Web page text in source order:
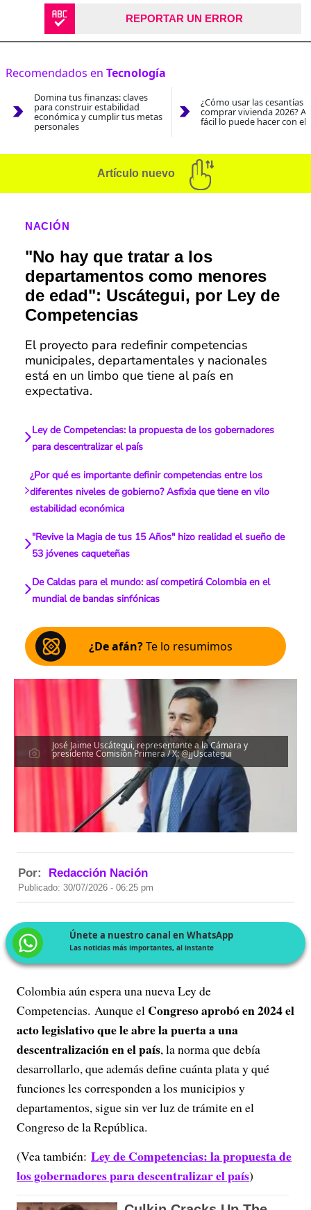
REPORTAR UN ERROR
Recomendados en Tecnología
Domina tus finanzas: claves
para construir estabilidad
económica y cumplir tus metas
personales
¿Cómo usar las cesantías
comprar vivienda 2026?
fácil lo puede hacer con el
Artículo nuevo
NACIÓN
"No hay que tratar a los
departamentos como menores
de edad": Uscátegui, por Ley de
Competencias
El proyecto para redefinir competencias
municipales, departamentales y nacionales
está en un limbo que tiene al país en
expectativa.
Ley de Competencias: la propuesta de los gobernadores
para descentralizar el país
¿Por qué es importante definir competencias entre los
diferentes niveles de gobierno? Asfixia que tiene en vilo
estabilidad económica
"Revive la Magia de tus 15 Años" hizo realidad el sueño de
53 jóvenes caqueteñas
De Caldas para el mundo: así competirá Colombia en el
mundial de bandas sinfónicas
¿De afán?Te lo resumimos
José Jaime Uscátegui, representante a la Cámara y
presidente Comisión Primera / X: @jjUscategui
Por: Redacción Nación
Publicado: 30/07/2026 - 06:25 pm
Únete a nuestro canal en WhatsApp
Las noticias más importantes, al instante
Colombia aún espera una nueva Ley de
Competencias. Aunque el Congreso aprobó en 2024 el
acto legislativo que le abre la puerta a una
descentralización en el país, la norma que debía
desarrollarlo, que además define cuánta plata y qué
funciones les corresponden a los municipios y
departamentos, sigue sin ver luz de trámite en el
Congreso de la República.
(Vea también: Ley de Competencias: la propuesta de
los gobernadores para descentralizar el país)